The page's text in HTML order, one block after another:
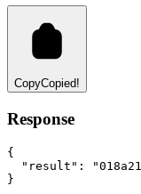
CopyCopied!
Response
{
"result" :
}